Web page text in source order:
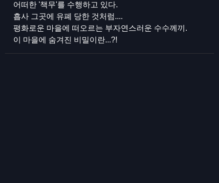
어떠한 '책무'를 수행하고 있다.
흡사 그곳에 유폐 당한 것처럼....
평화로운 마을에 떠오르는 부자연스러운 수수께끼.
이 마을에 숨겨진 비밀이란...?!